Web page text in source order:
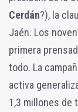
Cerdán?), la
Jaén. Los
primera
todo. La
activa
1,3 millones de